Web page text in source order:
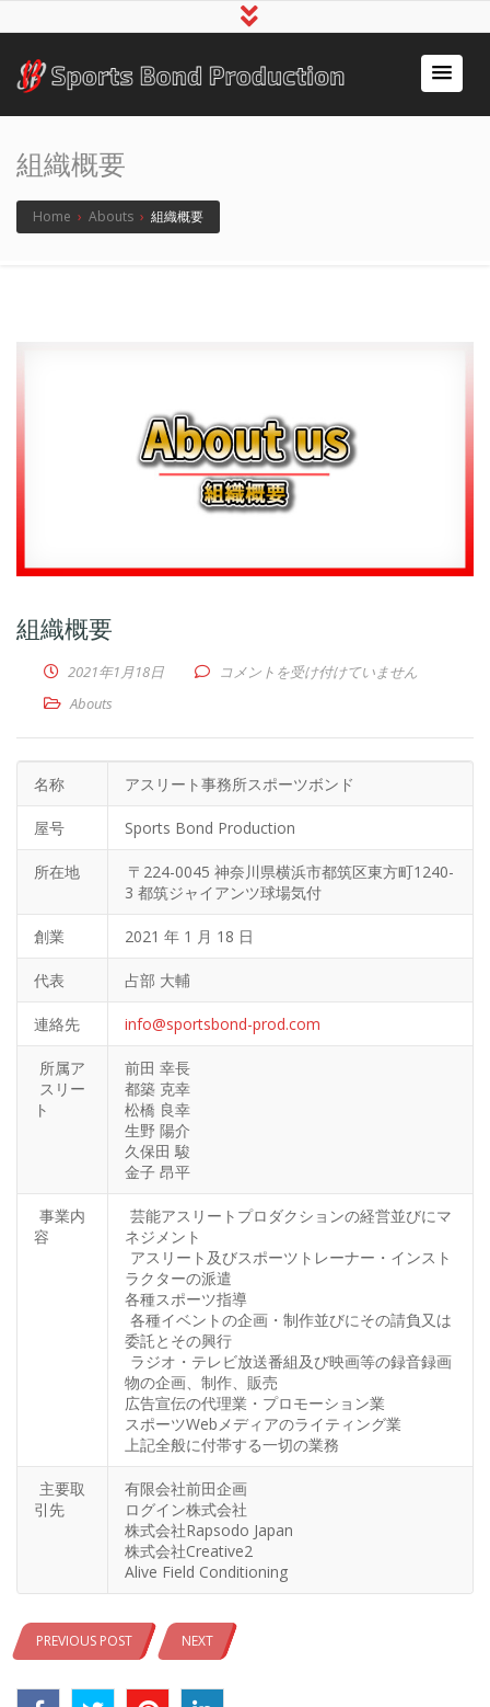
アスリート事務所スポ
組織概要
Home › Abouts › 組織概要
組織概要
2021年1月18日 組織概要 は
コメントを受け付けていません
Abouts
名称 アスリート事務所スポーツボンド
屋号 Sports Bond Production
所在地
〒224-0045 神奈川県横浜市都筑区東方町1240-
3 都筑ジャイアンツ球場気付
創業 2021 年 1 月 18 日
代表 占部 大輔
連絡先 info@sportsbond-prod.com
所属ア
スリー
ト
前田 幸長
都築 克幸
松橋 良幸
生野 陽介
久保田 駿
金子 昂平
事業内
容
芸能アスリートプロダクションの経営並びにマ
ネジメント
アスリート及びスポーツトレーナー・インスト
ラクターの派遣
各種スポーツ指導
各種イベントの企画・制作並びにその請負又は
委託とその興行
ラジオ・テレビ放送番組及び映画等の録音録画
物の企画、制作、販売
広告宣伝の代理業・プロモーション業
スポーツWebメディアのライティング業
上記全般に付帯する一切の業務
主要取
引先
有限会社前田企画
ログイン株式会社
株式会社Rapsodo Japan
株式会社Creative2
Alive Field Conditioning
PREVIOUS POST NEXT